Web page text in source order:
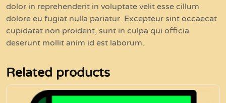
dolor in reprehenderit in voluptate velit esse cillum
dolore eu fugiat nulla pariatur. Excepteur sint occaecat
cupidatat non proident, sunt in culpa qui officia
deserunt mollit anim id est laborum.
Related products